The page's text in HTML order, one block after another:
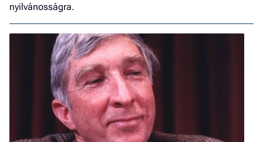
nyilvánosságra.